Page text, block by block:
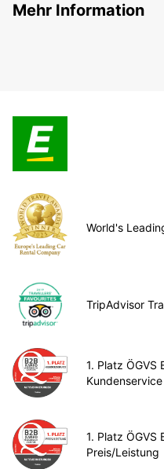
Mehr Information
World's
TripAdvisor
1. Platz
Kundenservice
1. Platz
Preis/Leistung